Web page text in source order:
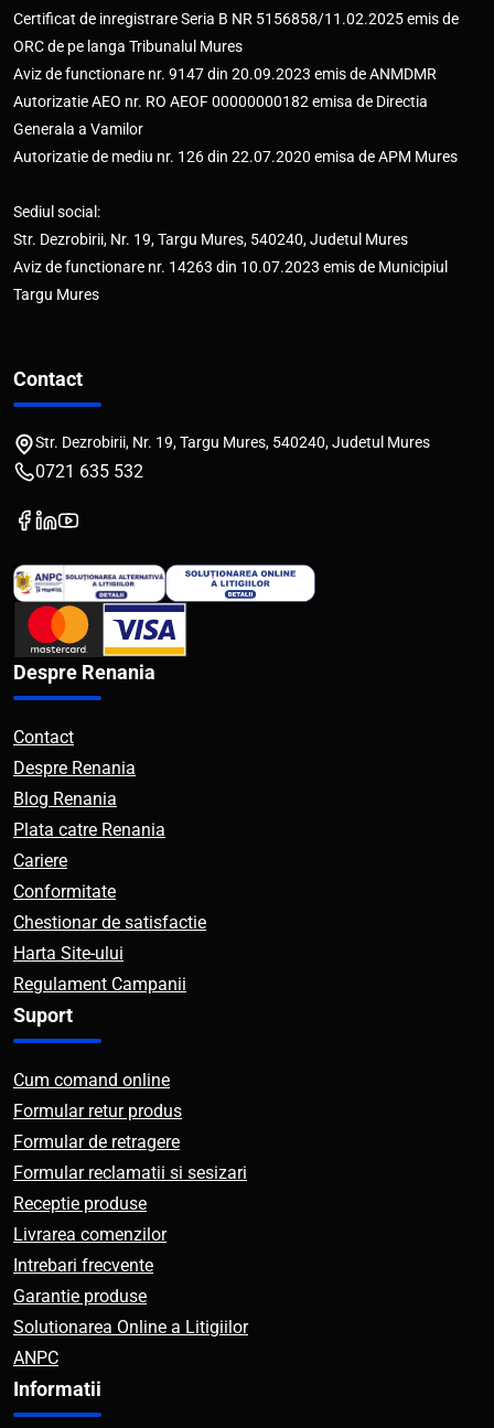
Certificat de inregistrare Seria B NR 5156858/11.02.2025 emis de
ORC de pe langa Tribunalul Mures
Aviz de functionare nr. 9147 din 20.09.2023 emis de ANMDMR
Autorizatie AEO nr. RO AEOF 00000000182 emisa de Directia
Generala a Vamilor
Autorizatie de mediu nr. 126 din 22.07.2020 emisa de APM Mures
Sediul social:
Str. Dezrobirii, Nr. 19, Targu Mures, 540240, Judetul Mures
Aviz de functionare nr. 14263 din 10.07.2023 emis de Municipiul
Targu Mures
Contact
Str. Dezrobirii, Nr. 19, Targu Mures, 540240, Judetul Mures
0721 635 532
Despre Renania
Contact
Despre Renania
Blog Renania
Plata catre Renania
Cariere
Conformitate
Chestionar de satisfactie
Harta Site-ului
Regulament Campanii
Suport
Cum comand online
Formular retur produs
Formular de retragere
Formular reclamatii si sesizari
Receptie produse
Livrarea comenzilor
Intrebari frecvente
Garantie produse
Solutionarea Online a Litigiilor
ANPC
Informatii